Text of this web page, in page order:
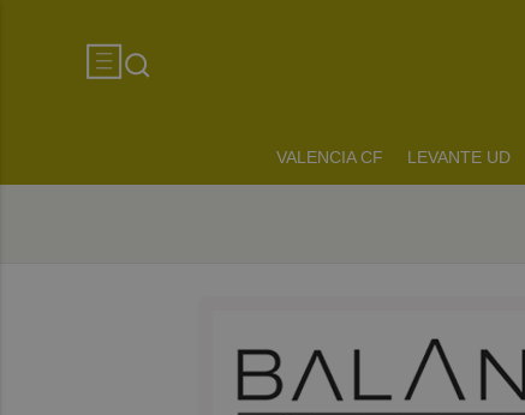
VALENCIA CF LEVANTE UD